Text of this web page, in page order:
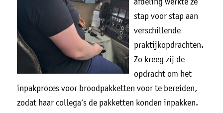
stap voor stap aan
verschillende
praktijkopdrachten.
Zo kreeg zij de
opdracht om het
inpakproces voor broodpakketten voor te bereiden,
zodat haar collega’s de pakketten konden inpakken.